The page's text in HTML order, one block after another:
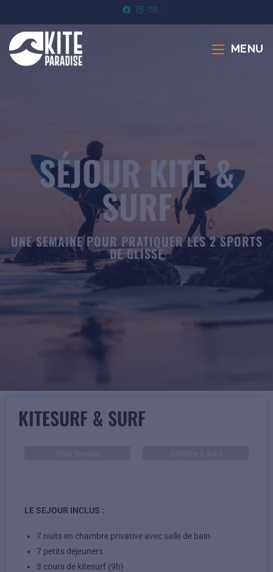
MENU
SÉJOUR KITE &
SURF
UNE SEMAINE POUR PRATIQUER LES 2 SPORTS
DE GLISSE
KITESURF & SURF
LE SEJOUR INCLUS :
7 nuits en chambre privative avec salle de bain
7 petits déjeuners
3 cours de kitesurf (9h)